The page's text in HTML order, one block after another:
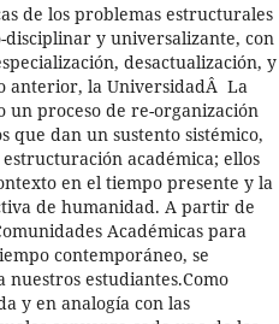
de los problemas estructurales
y universalizante, con
desactualización, y
anterior, la UniversidadÂ La
un proceso de re-organización
que dan un sustento sistémico,
académica; ellos
en el tiempo presente y la
de humanidad. A partir de
Académicas para
contemporáneo, se
estudiantes.Como
y en analogía con las